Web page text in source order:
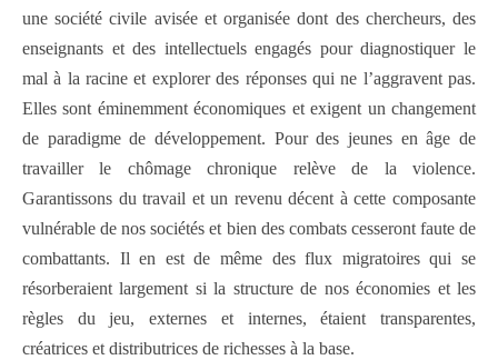
une société civile avisée et organisée dont des chercheurs, des
enseignants et des intellectuels engagés pour diagnostiquer le
mal à la racine et explorer des réponses qui ne l’aggravent pas.
Elles sont éminemment économiques et exigent un changement
de paradigme de développement. Pour des jeunes en âge de
travailler le chômage chronique relève de la violence.
Garantissons du travail et un revenu décent à cette composante
vulnérable de nos sociétés et bien des combats cesseront faute de
combattants. Il en est de même des flux migratoires qui se
résorberaient largement si la structure de nos économies et les
règles du jeu, externes et internes, étaient transparentes,
créatrices et distributrices de richesses à la base.